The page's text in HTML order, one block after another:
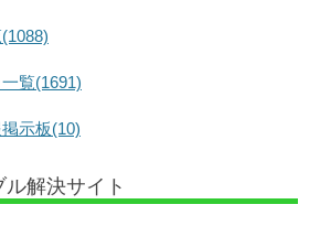
覧(1691)
示板(10)
解決サイト